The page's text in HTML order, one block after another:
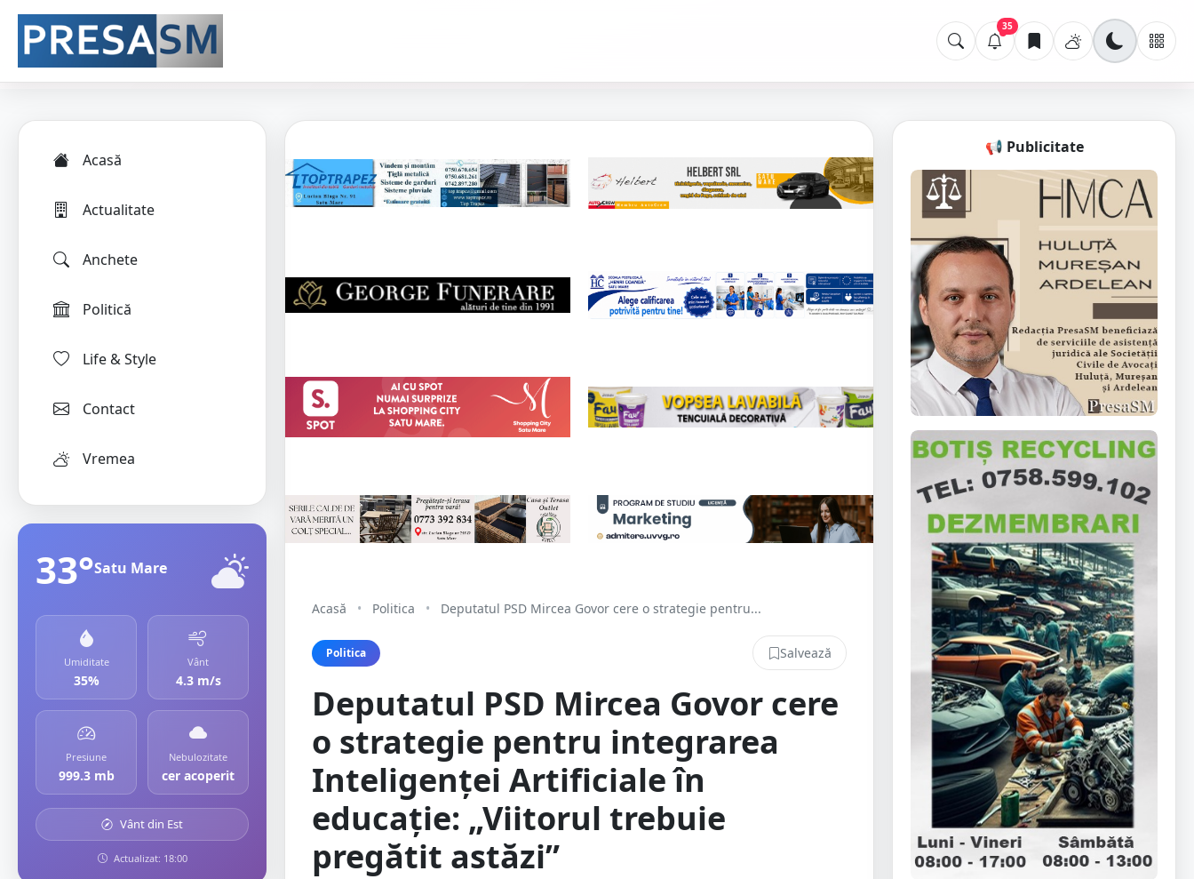
35
Acasă
Actualitate
Anchete
Politică
Life & Style
Contact
Vremea
33°Satu Mare
Umiditate
35%
Vânt
4.3 m/s
Presiune
999.3 mb
Nebulozitate
cer acoperit
Vânt din Est
Actualizat: 18:00
Acasă • Politica • Deputatul PSD Mircea Govor cere o strategie pentru...
Politica Salvează
Deputatul PSD Mircea Govor cere
o strategie pentru integrarea
Inteligenței Artificiale în
educație: „Viitorul trebuie
pregătit astăzi”
📢 Publicitate